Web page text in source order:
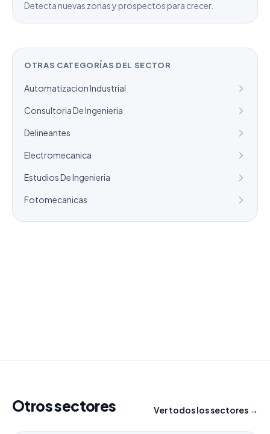
Detecta nuevas zonas y prospectos para crecer.
OTRAS CATEGORÍAS DEL SECTOR
Automatizacion Industrial
Consultoria De Ingenieria
Delineantes
Electromecanica
Estudios De Ingenieria
Fotomecanicas
Otros sectores Ver todos los sectores →